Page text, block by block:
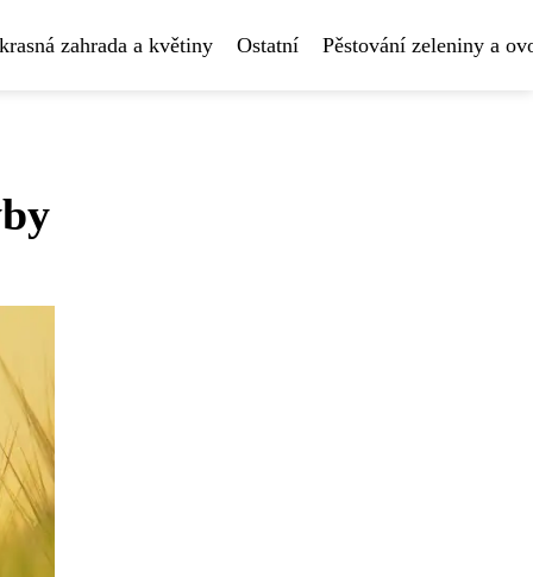
zahrada a květiny Ostatní Pěstování zeleniny a